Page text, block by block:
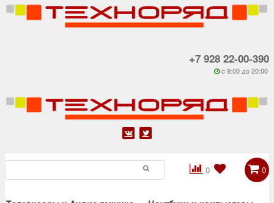
+7 928 22-00-390
 c 9:00 до 20:00
 
0

 0